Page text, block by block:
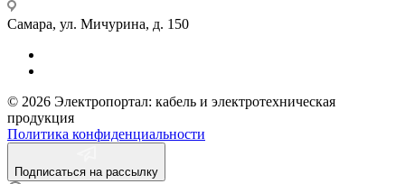
Самара, ул. Мичурина, д. 150
© 2026 Электропортал: кабель и электротехническая
продукция
Политика конфиденциальности
Подписаться на рассылку